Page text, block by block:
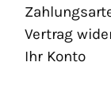
Vertrag
Ihr Konto